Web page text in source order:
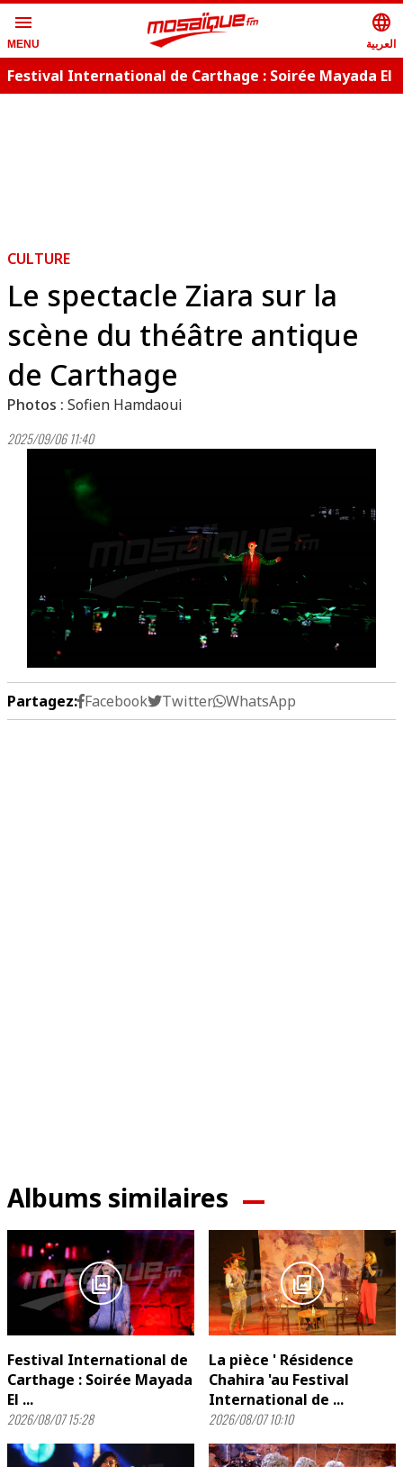
menu
MENU
language
العربية
Festival International de Carthage : Soirée Mayada El
CULTURE
Le spectacle Ziara sur la
scène du théâtre antique
de Carthage
Photos : Sofien Hamdaoui
2025/09/06 11:40
Partagez: Facebook Twitter WhatsApp
Albums similaires
photo_library
Festival International de
Carthage : Soirée Mayada
El ...
2026/08/07 15:28
photo_library
La pièce ' Résidence
Chahira 'au Festival
International de ...
2026/08/07 10:10